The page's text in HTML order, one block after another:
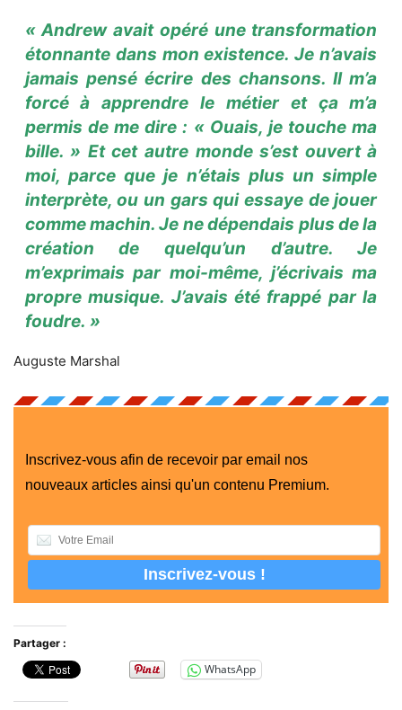
« Andrew avait opéré une transformation
étonnante dans mon existence. Je n’avais
jamais pensé écrire des chansons. Il m’a
forcé à apprendre le métier et ça m’a
permis de me dire : « Ouais, je touche ma
bille. » Et cet autre monde s’est ouvert à
moi, parce que je n’étais plus un simple
interprète, ou un gars qui essaye de jouer
comme machin. Je ne dépendais plus de la
création de quelqu’un d’autre. Je
m’exprimais par moi-même, j’écrivais ma
propre musique. J’avais été frappé par la
foudre. »
Auguste Marshal
Inscrivez-vous afin de recevoir par email nos
nouveaux articles ainsi qu'un contenu Premium.
Partager :
WhatsApp